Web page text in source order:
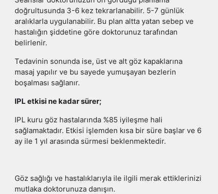
doğrultusunda 3-6 kez tekrarlanabilir. 5-7 günlük
aralıklarla uygulanabilir. Bu plan altta yatan sebep ve
hastalığın şiddetine göre doktorunuz tarafından
belirlenir.
Tedavinin sonunda ise, üst ve alt göz kapaklarına
masaj yapılır ve bu sayede yumuşayan bezlerin
boşalması sağlanır.
IPL etkisi ne kadar sürer;
IPL kuru göz hastalarında %85 iyileşme hali
sağlamaktadır. Etkisi işlemden kısa bir süre başlar ve 6
ay ile 1 yıl arasında sürmesi beklenmektedir.
Göz sağlığı ve hastalıklarıyla ile ilgili merak ettiklerinizi
mutlaka doktorunuza danışın.